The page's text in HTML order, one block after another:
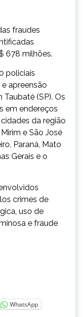
fraudes
678 milhões.
policiais
apreensão
(SP). Os
em endereços
da região
e São José
Paraná, Mato
Gerais e o
crimes de
uso de
e fraude
WhatsApp